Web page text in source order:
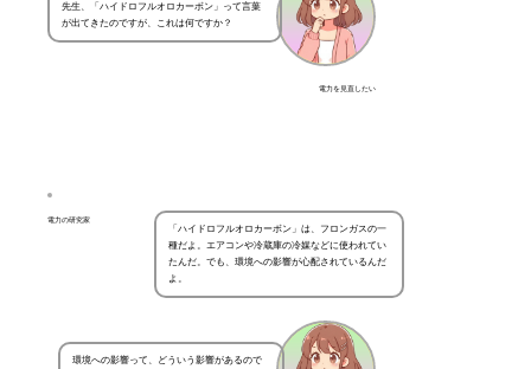
電力を見直したい
先生、「ハイドロフルオロカーボン」って言葉
が出てきたのですが、これは何ですか？
電力の研究家
「ハイドロフルオロカーボン」は、フロンガスの一
種だよ。エアコンや冷蔵庫の冷媒などに使われてい
たんだ。でも、環境への影響が心配されているんだ
よ。
環境への影響って、どういう影響があるので